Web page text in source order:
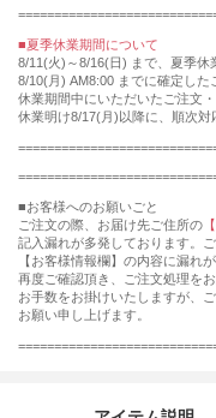
■夏季休業期間について
8/11(火)～8/16(日) まで、夏季休
8/10(月) AM8:00 までに確定した
休業期間中にいただいたご注文
休業明け8/17(月)以降に、順次対
■お客様へのお願いごと
ご注文の際、お届け先ご住所の
記入漏れが多発しております。
【お客様情報欄】の内容に漏れ
再度ご確認頂き、ご注文処理をお
お手数をお掛けいたしますが、
お願い申し上げます。